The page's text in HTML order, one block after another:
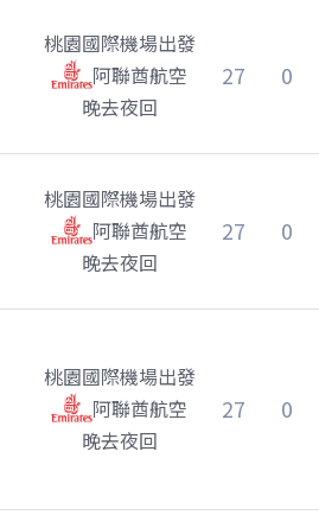
桃園國際機場出發
阿聯酋航空
晚去夜回
27 0
桃園國際機場出發
阿聯酋航空
晚去夜回
27 0
桃園國際機場出發
阿聯酋航空
晚去夜回
27 0